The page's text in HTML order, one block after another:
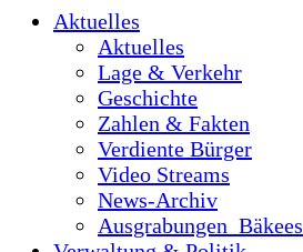
Aktuelles
Aktuelles
Lage & Verkehr
Geschichte
Zahlen & Fakten
Verdiente Bürger
Video Streams
News-Archiv